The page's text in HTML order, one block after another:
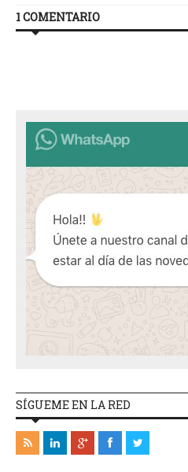
1 COMENTARIO
SÍGUEME EN LA RED